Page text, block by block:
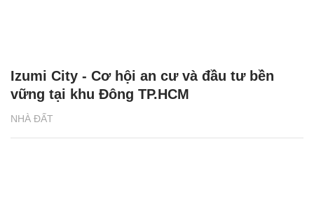
NHÀ ĐẤT
Izumi City - Cơ hội an cư và đầu tư bền
vững tại khu Đông TP.HCM